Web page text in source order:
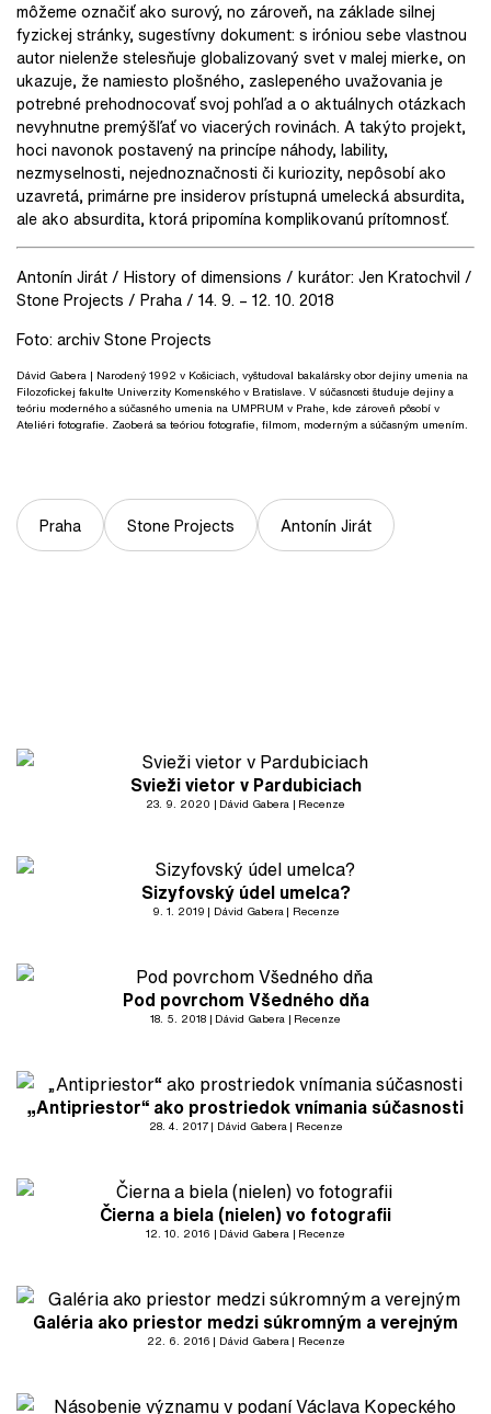
môžeme označiť ako surový, no zároveň, na základe silnej
fyzickej stránky, sugestívny dokument: s iróniou sebe vlastnou
autor nielenže stelesňuje globalizovaný svet v malej mierke, on
ukazuje, že namiesto plošného, zaslepeného uvažovania je
potrebné prehodnocovať svoj pohľad a o aktuálnych otázkach
nevyhnutne premýšľať vo viacerých rovinách. A takýto projekt,
hoci navonok postavený na princípe náhody, lability,
nezmyselnosti, nejednoznačnosti či kuriozity, nepôsobí ako
uzavretá, primárne pre insiderov prístupná umelecká absurdita,
ale ako absurdita, ktorá pripomína komplikovanú prítomnosť.
Antonín Jirát / History of dimensions / kurátor: Jen Kratochvil /
Stone Projects / Praha / 14. 9. – 12. 10. 2018
Foto: archiv Stone Projects
Dávid Gabera | Narodený 1992 v Košiciach, vyštudoval bakalársky obor dejiny umenia na
Filozofickej fakulte Univerzity Komenského v Bratislave. V súčasnosti študuje dejiny a
teóriu moderného a súčasného umenia na UMPRUM v Prahe, kde zároveň pôsobí v
Ateliéri fotografie. Zaoberá sa teóriou fotografie, filmom, moderným a súčasným umením.
Praha Stone Projects Antonín Jirát
Svieži vietor v Pardubiciach
23. 9. 2020 Dávid Gabera Recenze
Sizyfovský údel umelca?
9. 1. 2019 Dávid Gabera Recenze
Pod povrchom Všedného dňa
18. 5. 2018 Dávid Gabera Recenze
„Antipriestor“ ako prostriedok vnímania súčasnosti
28. 4. 2017 Dávid Gabera Recenze
Čierna a biela (nielen) vo fotografii
12. 10. 2016 Dávid Gabera Recenze
Galéria ako priestor medzi súkromným a verejným
22. 6. 2016 Dávid Gabera Recenze